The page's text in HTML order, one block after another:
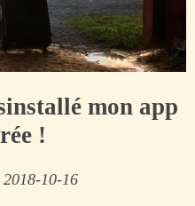
mon app
!
2018-10-16